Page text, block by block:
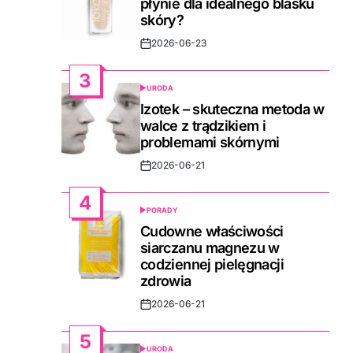
płynie dla idealnego blasku
skóry?
Post2026-06-23
3
POSTED
IN
URODA
Izotek – skuteczna metoda w
walce z trądzikiem i
problemami skórnymi
Post2026-06-21
4
POSTED
IN
PORADY
Cudowne właściwości
siarczanu magnezu w
codziennej pielęgnacji
zdrowia
Post2026-06-21
5 URODA